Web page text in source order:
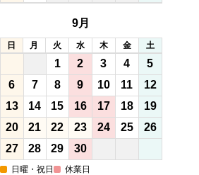
9月
日 月 火 水 木 金 土
1 2 3 4
5
6
7 8 9 10 11
12
13
14 15 16 17 18
19
20
21 22 23 24 25
26
27
28 29 30
日曜・祝日 休業日